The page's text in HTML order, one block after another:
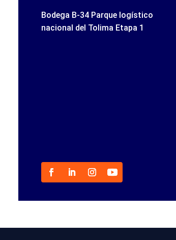
Bodega B-34 Parque logístico
nacional del Tolima Etapa 1